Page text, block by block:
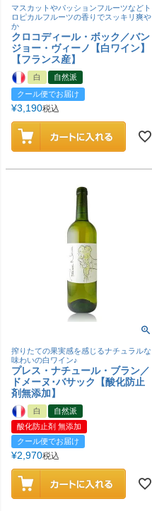
マスカットやパッションフルーツなどト
ロピカルフルーツの香りでスッキリ爽や
か
クロコディール・ボック／バン
ジョー・ヴィーノ【白ワイン】
【フランス産】
白
自然派
クール便でお届け
¥3,190税込
搾りたての果実感を感じるナチュラルな
味わいの白ワイン♪
プレス・ナチュール・ブラン／
ドメーヌ･バサック【酸化防止
剤無添加】
白
自然派
酸化防止剤 無添加
クール便でお届け
¥2,970税込